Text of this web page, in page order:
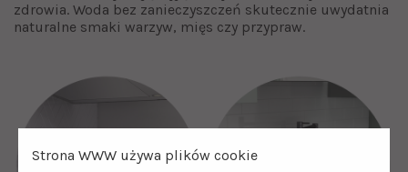
zdrowia. Woda bez zanieczyszczeń skutecznie uwydatnia
naturalne smaki warzyw, mięs czy przypraw.
Strona WWW używa plików cookie